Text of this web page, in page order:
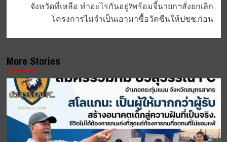
จังหวัดที่เหลือ ทำอะไรกันอยู่?พร้อมจี้นายกฯสั่งยกเลิก
โครงการไม่จำเป็นเอามาซื้อวัคซีนให้ปชช.ก่อน
More Stories